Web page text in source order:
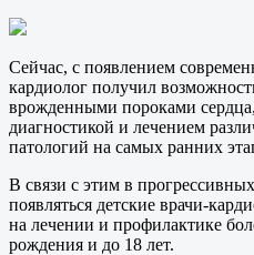
Сейчас, с появлением
кардиолог получил
врожденными пороками
диагностикой и лечением
патологий на самых ранних
В связи с этим в
появляться детские врачи-
на лечении и профилактике
рождения и до 18 лет.